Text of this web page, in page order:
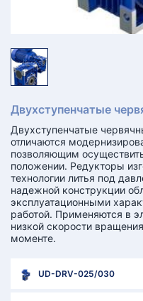
Двухступенчатые
Двухступенчатые
отличаются
позволяющим
положении. Редукторы
технологии литья под
надежной конструкции
эксплуатационными
работой. Применяются в
низкой скорости
моменте.
UD-DRV-025/030